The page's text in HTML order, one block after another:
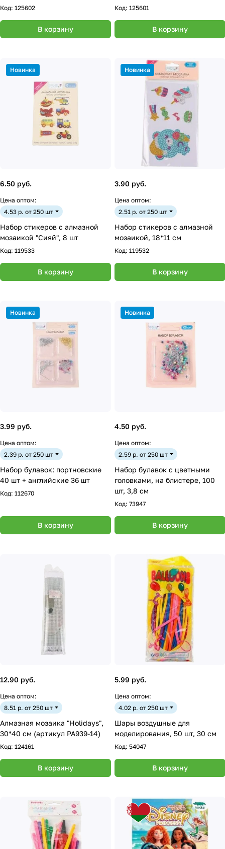
Код: 125602
В корзину
Код: 125601
В корзину
Новинка
6.50 руб.
Цена оптом:
4.53 р. от 250 шт
Набор стикеров с алмазной
мозаикой "Сияй", 8 шт
Код: 119533
В корзину
Новинка
3.90 руб.
Цена оптом:
2.51 р. от 250 шт
Набор стикеров с алмазной
мозаикой, 18*11 см
Код: 119532
В корзину
Новинка
3.99 руб.
Цена оптом:
2.39 р. от 250 шт
Набор булавок: портновские
40 шт + английские 36 шт
Код: 112670
В корзину
Новинка
4.50 руб.
Цена оптом:
2.59 р. от 250 шт
Набор булавок с цветными
головками, на блистере, 100
шт, 3,8 см
Код: 73947
В корзину
12.90 руб.
Цена оптом:
8.51 р. от 250 шт
Алмазная мозаика "Holidays",
30*40 см (артикул PA939-14)
Код: 124161
В корзину
5.99 руб.
Цена оптом:
4.02 р. от 250 шт
Шары воздушные для
моделирования, 50 шт, 30 см
Код: 54047
В корзину